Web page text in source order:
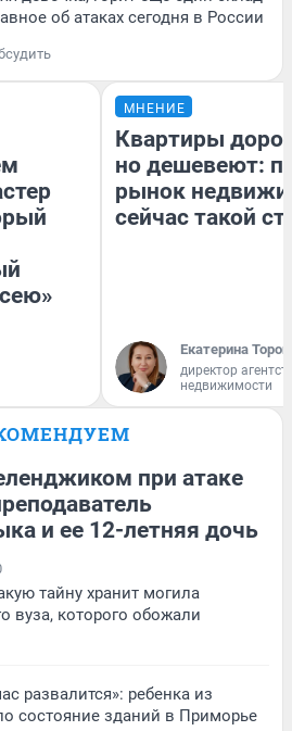
об атаках сегодня в России
МНЕНИЕ
Квартиры
но дешевеют:
рынок
сейчас такой
Екатерина
директор
недвижимости
при атаке
и ее 12-летняя дочь
тайну хранит могила
вуза, которого обожали
развалится»: ребенка из
состояние зданий в Приморье